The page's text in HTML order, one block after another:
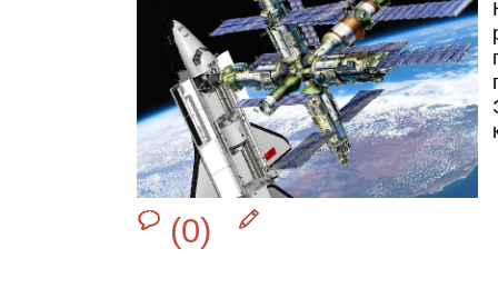
(0)